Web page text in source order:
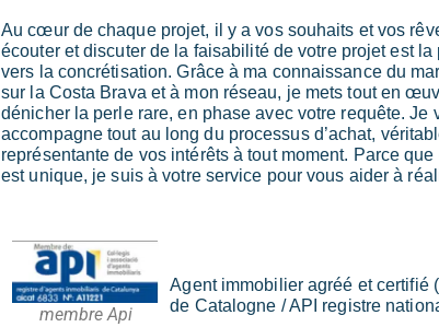
Au cœur de chaque projet, il y a vos souhaits et vos
écouter et discuter de la faisabilité de votre projet est la
vers la concrétisation. Grâce à ma connaissance du
sur la Costa Brava et à mon réseau, je mets tout en
dénicher la perle rare, en phase avec votre requête. Je
accompagne tout au long du processus d’achat,
représentante de vos intérêts à tout moment. Parce
est unique, je suis à votre service pour vous aider à
membre Api
Agent immobilier agréé et certifié
de Catalogne / API registre